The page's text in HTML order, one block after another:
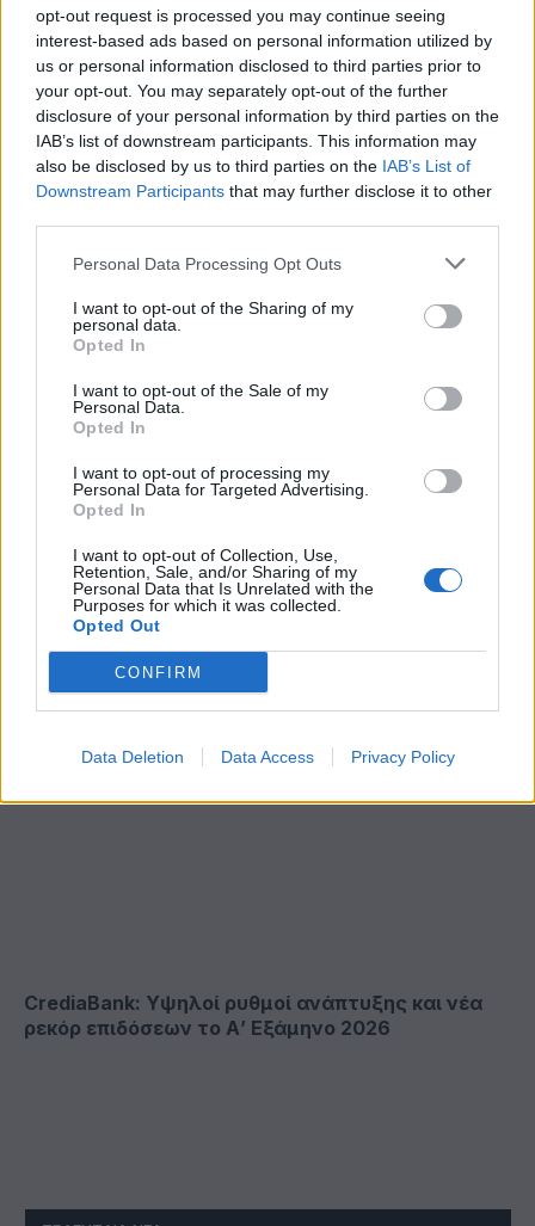
opt-out request is processed you may continue seeing
interest-based ads based on personal information utilized by
us or personal information disclosed to third parties prior to
your opt-out. You may separately opt-out of the further
disclosure of your personal information by third parties on the
IAB’s list of downstream participants. This information may
also be disclosed by us to third parties on the IAB’s List of
Downstream Participants that may further disclose it to other
Personal Data Processing Opt Outs
I want to opt-out of the Sharing of my
personal data.
Opted In
I want to opt-out of the Sale of my
Personal Data.
Opted In
I want to opt-out of processing my
Personal Data for Targeted Advertising.
Opted In
I want to opt-out of Collection, Use,
Retention, Sale, and/or Sharing of my
Personal Data that Is Unrelated with the
Purposes for which it was collected.
Opted Out
CONFIRM
Data Deletion Data Access Privacy Policy
Ανθεκτική η ελληνική οικονομία παρά τις
γεωπολιτικές πιέσεις
AEGEAN: Εξυπηρέτησε για πρώτη φορά
περισσοτέρους από 2 εκατομμύρια επιβάτες τον
Ιούλιο 2026
CrediaBank: Υψηλοί ρυθμοί ανάπτυξης και νέα
ρεκόρ επιδόσεων το Α’ Εξάμηνο 2026